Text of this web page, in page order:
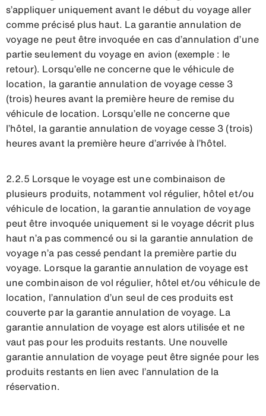
s’appliquer uniquement avant le début du voyage aller
comme précisé plus haut. La garantie annulation de
voyage ne peut être invoquée en cas d’annulation d’une
partie seulement du voyage en avion (exemple : le
retour). Lorsqu’elle ne concerne que le véhicule de
location, la garantie annulation de voyage cesse 3
(trois) heures avant la première heure de remise du
véhicule de location. Lorsqu’elle ne concerne que
l’hôtel, la garantie annulation de voyage cesse 3 (trois)
heures avant la première heure d’arrivée à l’hôtel.
2.2.5 Lorsque le voyage est une combinaison de
plusieurs produits, notamment vol régulier, hôtel et/ou
véhicule de location, la garantie annulation de voyage
peut être invoquée uniquement si le voyage décrit plus
haut n’a pas commencé ou si la garantie annulation de
voyage n’a pas cessé pendant la première partie du
voyage. Lorsque la garantie annulation de voyage est
une combinaison de vol régulier, hôtel et/ou véhicule de
location, l’annulation d’un seul de ces produits est
couverte par la garantie annulation de voyage. La
garantie annulation de voyage est alors utilisée et ne
vaut pas pour les produits restants. Une nouvelle
garantie annulation de voyage peut être signée pour les
produits restants en lien avec l’annulation de la
réservation.